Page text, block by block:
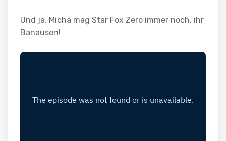
Und ja, Micha mag Star Fox Zero immer noch, ihr
Banausen!